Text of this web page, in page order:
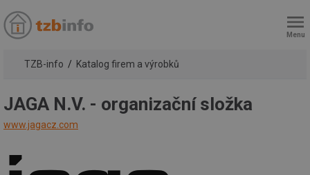
Menu
TZB-info Katalog firem a výrobků
JAGA N.V. - organizační složka
www.jagacz.com